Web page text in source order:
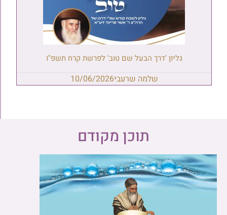
גליון 'דרך הבעל שם טוב' לפרשת קרח תשפ"ו
שלמה שרעבי10/06/2026
תוכן מקודם